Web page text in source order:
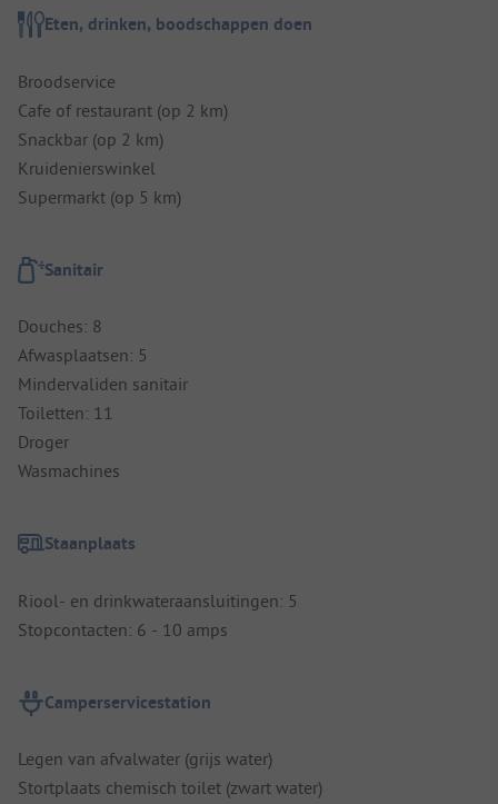
Eten, drinken, boodschappen doen
Broodservice
Cafe of restaurant (op 2 km)
Snackbar (op 2 km)
Kruidenierswinkel
Supermarkt (op 5 km)
Sanitair
Douches: 8
Afwasplaatsen: 5
Mindervaliden sanitair
Toiletten: 11
Droger
Wasmachines
Staanplaats
Riool- en drinkwateraansluitingen: 5
Stopcontacten: 6 - 10 amps
Camperservicestation
Legen van afvalwater (grijs water)
Stortplaats chemisch toilet (zwart water)